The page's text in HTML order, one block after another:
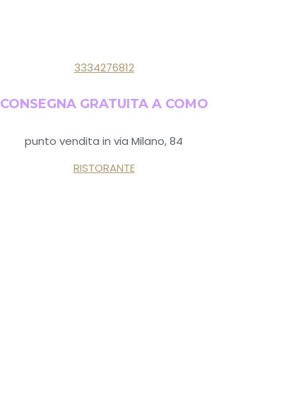
3334276812
CONSEGNA GRATUITA A COMO
punto vendita in via Milano, 84
RISTORANTE